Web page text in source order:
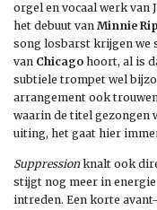
orgel en vocaal werk van
het debuut van Minnie
song losbarst krijgen we
van Chicago hoort, al is
subtiele trompet wel
arrangement ook
waarin de titel gezongen
uiting, het gaat hier
Suppressionknalt ook
stijgt nog meer in
intreden. Een korte